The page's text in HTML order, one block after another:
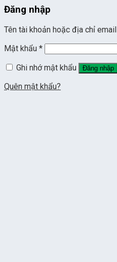
Đăng nhập
Tên tài khoản hoặc địa chỉ email
Mật khẩu *
Ghi nhớ mật khẩu
Đăng nhập
Quên mật khẩu?